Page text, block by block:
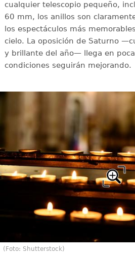
cualquier telescopio pequeño,
60 mm, los anillos son
los espectáculos más
cielo. La oposición de Saturno
y brillante del año— llega en
condiciones seguirán mejorando.
(Foto: Shutterstock)